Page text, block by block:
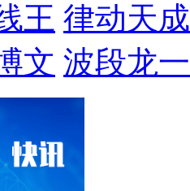
王 律动天成
文 波段龙一